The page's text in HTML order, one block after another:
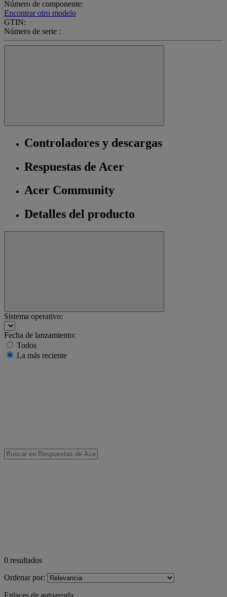
Número de componente:
Encontrar otro modelo
GTIN:
Número de serie :
Controladores y descargas
Respuestas de Acer
Acer Community
Detalles del producto
Sistema operativo:
Fecha de lanzamiento:
Todos
La más reciente
0 resultados
Ordenar por: